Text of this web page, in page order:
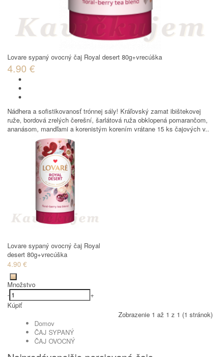
Lovare sypaný ovocný čaj Royal desert 80g+vrecúška
4.90 €
Nádhera a sofistikovanosť trónnej sály! Kráľovský zamat ibištekovej
ruže, bordová zrelých čerešní, šarlátová ruža obklopená pomarančom,
ananásom, mandľami a korenistým korením vrátane 15 ks čajových v..
Lovare sypaný ovocný čaj Royal
desert 80g+vrecúška
4.90 €
Množstvo
-
+
Kúpiť
Zobrazenie 1 až 1 z 1 (1 stránok)
Domov
ČAJ SYPANÝ
ČAJ OVOCNÝ